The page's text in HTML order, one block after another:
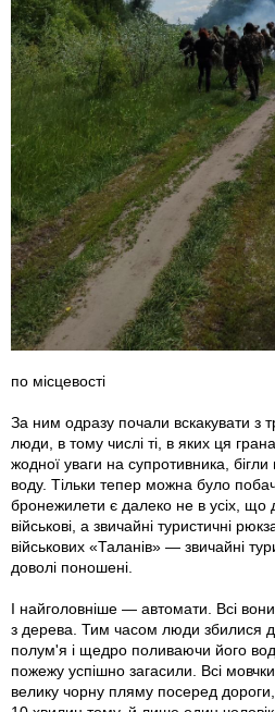
по місцевості
За ним одразу почали вскакувати з
люди, в тому числі ті, в яких ця
жодної уваги на супротивника,
воду. Тільки тепер можна було
бронежилети є далеко не в усіх, що
військові, а звичайні туристичні
військових «Таланів» — звичайні
доволі поношені.
І найголовніше — автомати. Всі
з дерева. Тим часом люди збилися
полум'я і щедро поливаючи його
пожежу успішно загасили. Всі
велику чорну пляму посеред